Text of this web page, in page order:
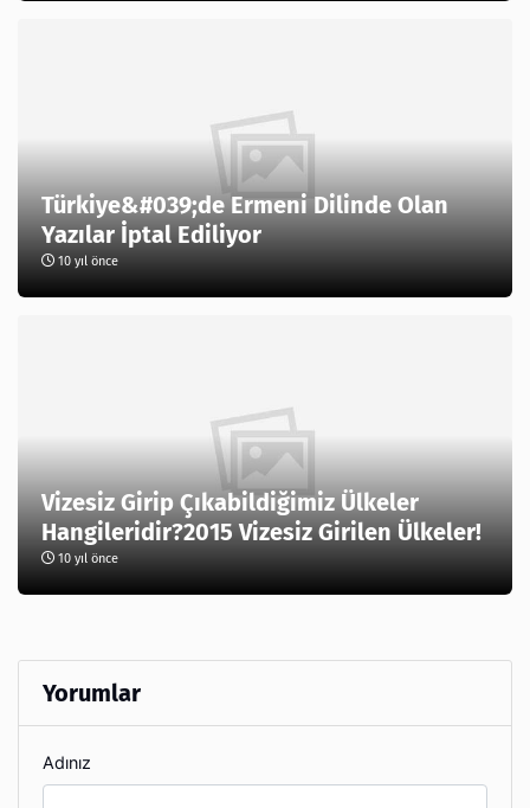
Türkiye&#039;de Ermeni Dilinde Olan
Yazılar İptal Ediliyor
10 yıl önce
Vizesiz Girip Çıkabildiğimiz Ülkeler
Hangileridir?2015 Vizesiz Girilen Ülkeler!
10 yıl önce
Yorumlar
Adınız